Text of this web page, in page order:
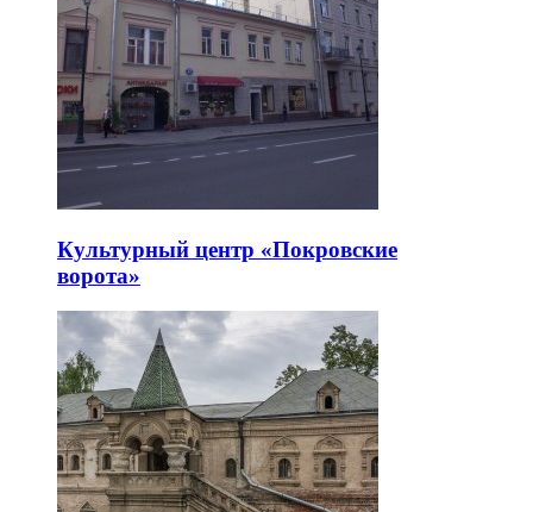
Культурный центр «Покровские
ворота»